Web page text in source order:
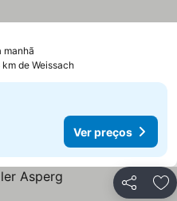
manhã
de Weissach
Ver preços
Partilhar